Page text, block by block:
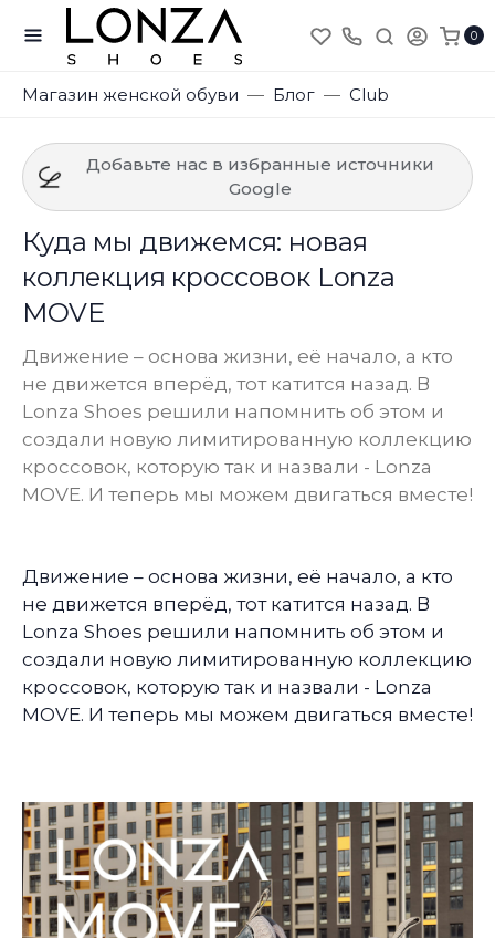
0
Магазин женской обуви Блог Club
Добавьте нас в избранные источники
Google
Куда мы движемся: новая
коллекция кроссовок Lonza
MOVE
Движение – основа жизни, её начало, а кто
не движется вперёд, тот катится назад. В
Lonza Shoes решили напомнить об этом и
создали новую лимитированную коллекцию
кроссовок, которую так и назвали - Lonza
MOVE. И теперь мы можем двигаться вместе!
Движение – основа жизни, её начало, а кто
не движется вперёд, тот катится назад. В
Lonza Shoes решили напомнить об этом и
создали новую лимитированную коллекцию
кроссовок, которую так и назвали - Lonza
MOVE. И теперь мы можем двигаться вместе!